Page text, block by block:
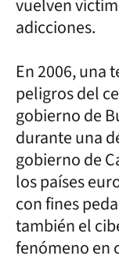
vuelven
adicciones.
En 2006, una
peligros del
gobierno de
durante una
gobierno de
los países
con fines
también el
fenómeno en